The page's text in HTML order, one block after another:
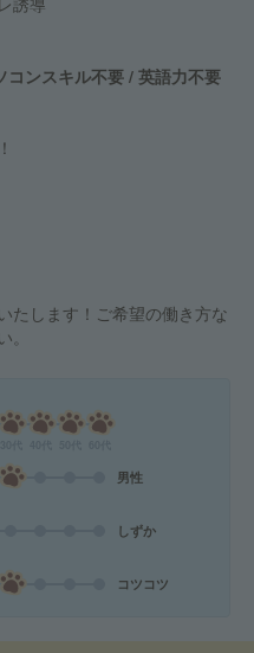
ンスキル不要 / 英語力不要
たします！ご希望の働き方な
男性
しずか
コツコツ